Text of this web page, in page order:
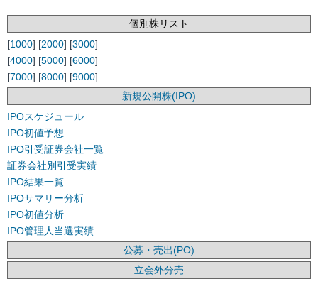
個別株リスト
[1000] [2000] [3000]
[4000] [5000] [6000]
[7000] [8000] [9000]
新規公開株(IPO)
IPOスケジュール
IPO初値予想
IPO引受証券会社一覧
証券会社別引受実績
IPO結果一覧
IPOサマリー分析
IPO初値分析
IPO管理人当選実績
公募・売出(PO)
立会外分売